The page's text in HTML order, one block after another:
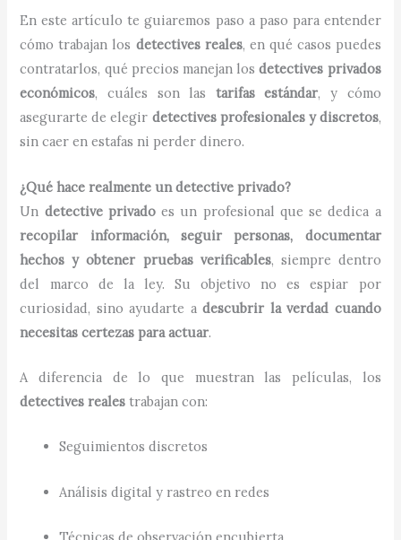
En este artículo te guiaremos paso a paso para entender
cómo trabajan los detectives reales, en qué casos puedes
contratarlos, qué precios manejan losdetectives privados
económicos, cuáles son las tarifas estándar, y cómo
asegurarte de elegir detectives profesionales y discretos,
sin caer en estafas ni perder dinero.
¿Qué hace realmente un detective privado?
Un detective privadoes un profesional que se dedica a
recopilar información, seguir personas, documentar
hechos y obtener pruebas verificables, siempre dentro
del marco de la ley. Su objetivo no es espiar por
curiosidad, sino ayudarte adescubrir la verdad cuando
necesitas certezas para actuar.
A diferencia de lo que muestran las películas, los
detectives reales trabajan con:
Seguimientos discretos
Análisis digital y rastreo en redes